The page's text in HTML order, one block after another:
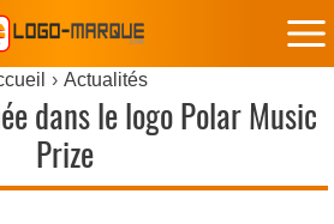
Actualités
dans le logo Polar Music
Prize